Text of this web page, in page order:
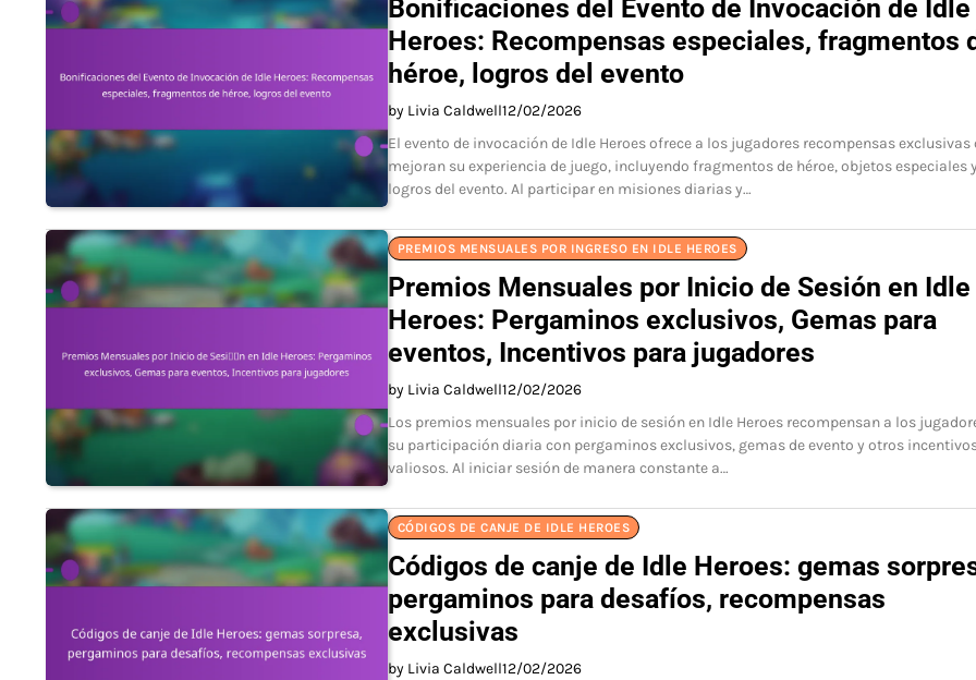
Bonificaciones del Evento de Invocación de Idle
Heroes: Recompensas especiales, fragmentos
héroe, logros del evento
by Livia Caldwell12/02/2026
El evento de invocación de Idle Heroes ofrece a los jugadores recompensas exclusivas
mejoran su experiencia de juego, incluyendo fragmentos de héroe, objetos especiales y
logros del evento. Al participar en misiones diarias y…
PREMIOS MENSUALES POR INGRESO EN IDLE HEROES
Premios Mensuales por Inicio de Sesión en Idle
Heroes: Pergaminos exclusivos, Gemas para
eventos, Incentivos para jugadores
by Livia Caldwell12/02/2026
Los premios mensuales por inicio de sesión en Idle Heroes recompensan a los
su participación diaria con pergaminos exclusivos, gemas de evento y otros
valiosos. Al iniciar sesión de manera constante a…
CÓDIGOS DE CANJE DE IDLE HEROES
Códigos de canje de Idle Heroes: gemas
pergaminos para desafíos, recompensas
exclusivas
by Livia Caldwell12/02/2026